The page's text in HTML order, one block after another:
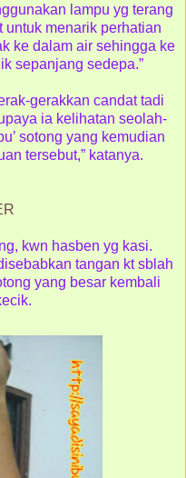
lampu yg terang
menarik perhatian
ke dalam air sehingga ke
sepanjang sedepa.”
gerakkan candat tadi
ia kelihatan seolah-
sotong yang kemudian
tersebut,” katanya.
kwn hasben yg kasi.
tangan kt sblah
yang besar kembali